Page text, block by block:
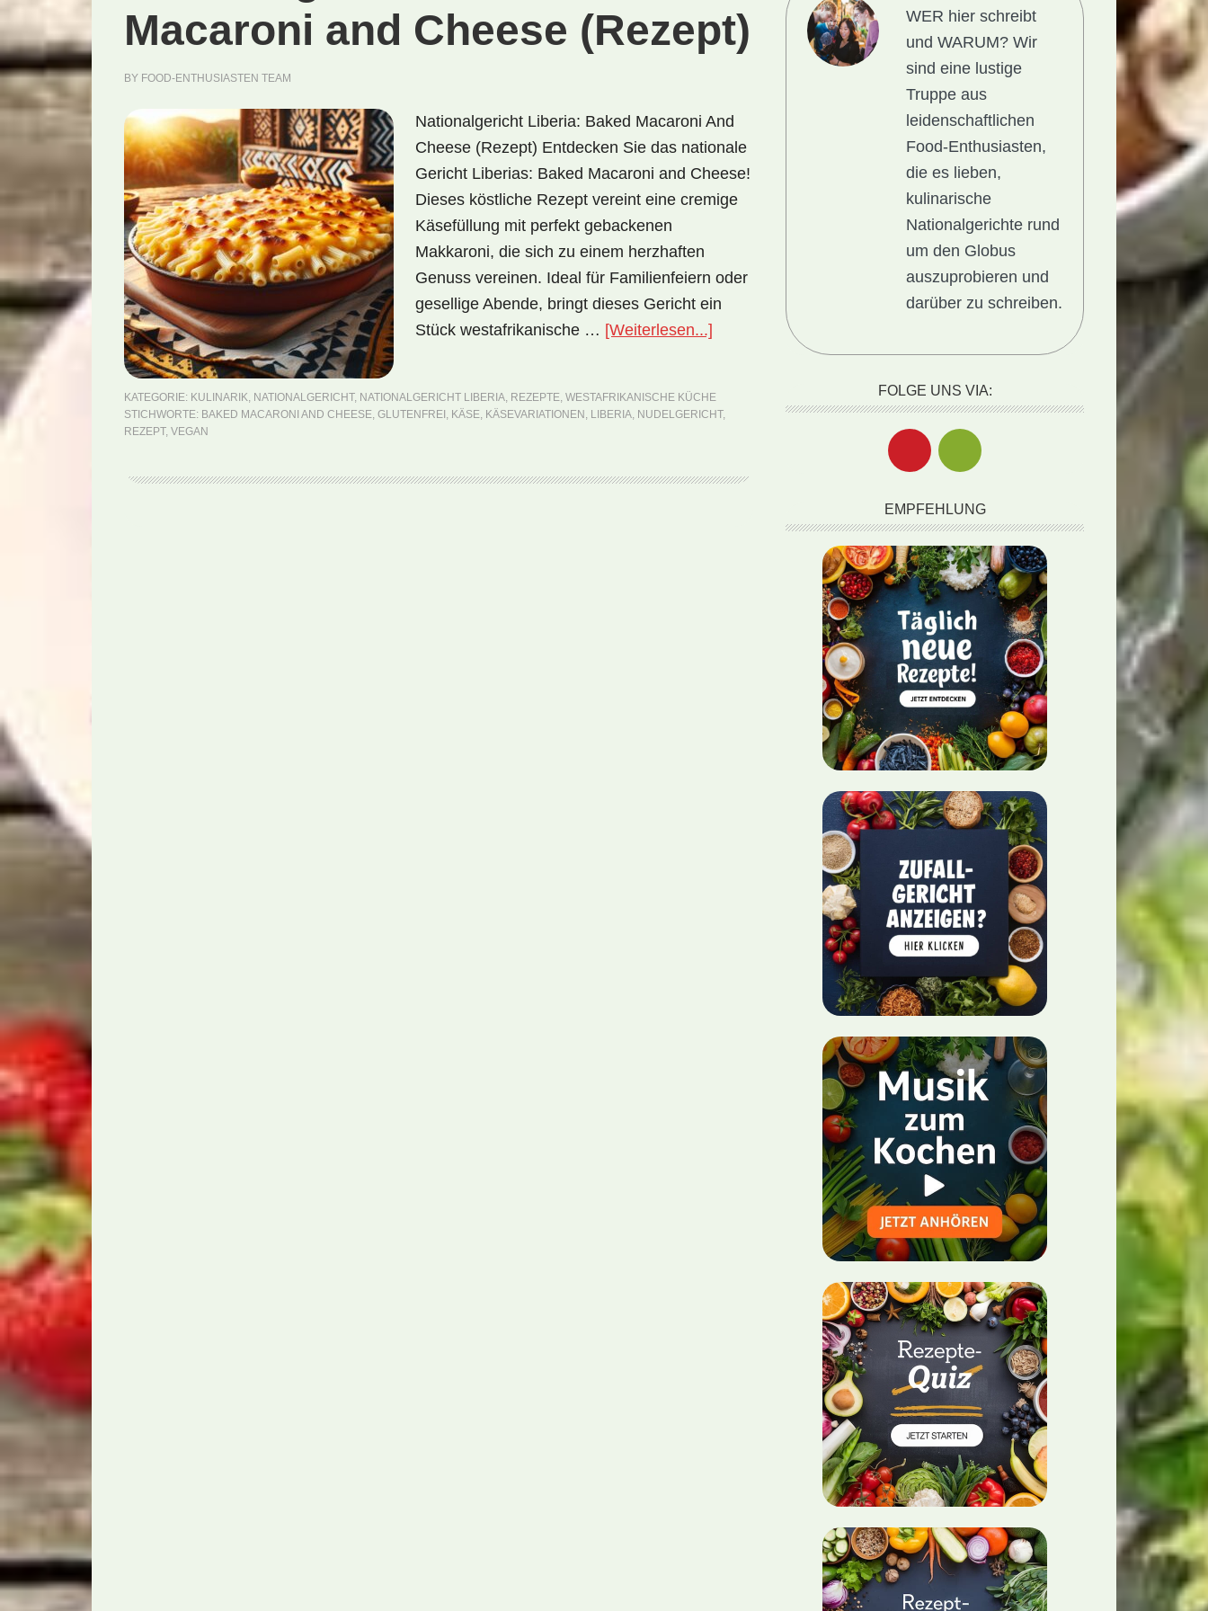
Macaroni and Cheese (Rezept)
BY FOOD-ENTHUSIASTEN TEAM
Nationalgericht Liberia: Baked Macaroni And
Cheese (Rezept) Entdecken Sie das nationale
Gericht Liberias: Baked Macaroni and Cheese!
Dieses köstliche Rezept vereint eine cremige
Käsefüllung mit perfekt gebackenen
Makkaroni, die sich zu einem herzhaften
Genuss vereinen. Ideal für Familienfeiern oder
gesellige Abende, bringt dieses Gericht ein
Stück westafrikanische … [Weiterlesen...] ÜberNationalgericht
Macaroni
(Rezept)
KATEGORIE: KULINARIK, NATIONALGERICHT, NATIONALGERICHT LIBERIA, REZEPTE, WESTAFRIKANISCHE KÜCHE
STICHWORTE: BAKED MACARONI AND CHEESE, GLUTENFREI , KÄSE, KÄSEVARIATIONEN , LIBERIA, NUDELGERICHT,
REZEPT, VEGAN
WER hier schreibt
und WARUM?Wir
sind eine lustige
Truppe aus
leidenschaftlichen
Food-Enthusiasten,
die es lieben,
kulinarische
Nationalgerichte rund
um den Globus
auszuprobieren und
darüber zu schreiben.
FOLGE UNS VIA:
EMPFEHLUNG